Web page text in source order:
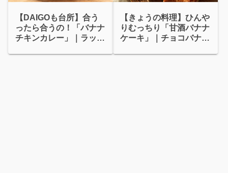
【DAIGOも台所】合う
ったら合うの！「バナナ
チキンカレー」｜ラッシ
【きょうの料理】ひんや
りむっちり「甘酒バナナ
ケーキ」｜チョコバナナ